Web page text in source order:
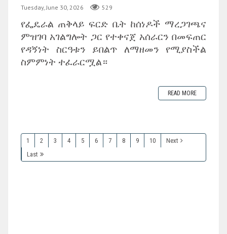
Tuesday, June 30, 2026 529
‎የፌዴራል ጠቅላይ ፍርድ ቤት ከሰነዶች ማረጋገጫና
ምዝገባ አገልግሎት ጋር የተቀናጀ አሰራርን በመፍጠር
የዳኝነት ስርዓቱን ይበልጥ ለማዘመን የሚያስችል
ስምምነት ተፈራርሟል።
READ MORE
1 2 3 4 5 6 7 8 9 10
Next
Last